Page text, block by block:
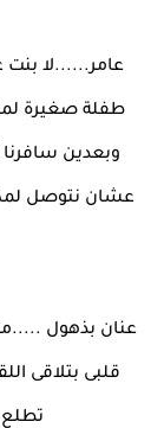
عامر......لا
طفلة صغيرة
وبعدين سافرنا
عشان نتوصل
عنان بذهول
قلبى بتلاقى